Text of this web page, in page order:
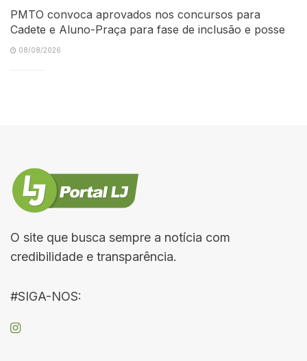
PMTO convoca aprovados nos concursos para
Cadete e Aluno-Praça para fase de inclusão e posse
08/08/2026
O site que busca sempre a notícia com
credibilidade e transparência.
#SIGA-NOS: